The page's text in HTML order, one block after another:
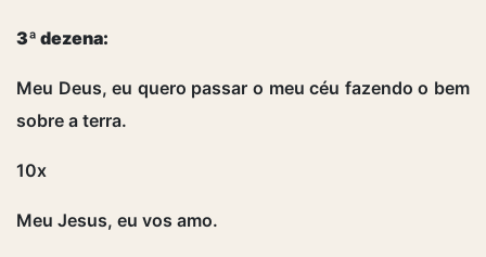
3ª dezena:
Meu Deus, eu quero passar o meu céu fazendo o bem
sobre a terra.
10x
Meu Jesus, eu vos amo.